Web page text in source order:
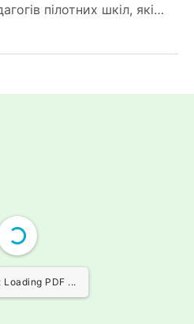
пілотних шкіл, які…
Loading PDF ...